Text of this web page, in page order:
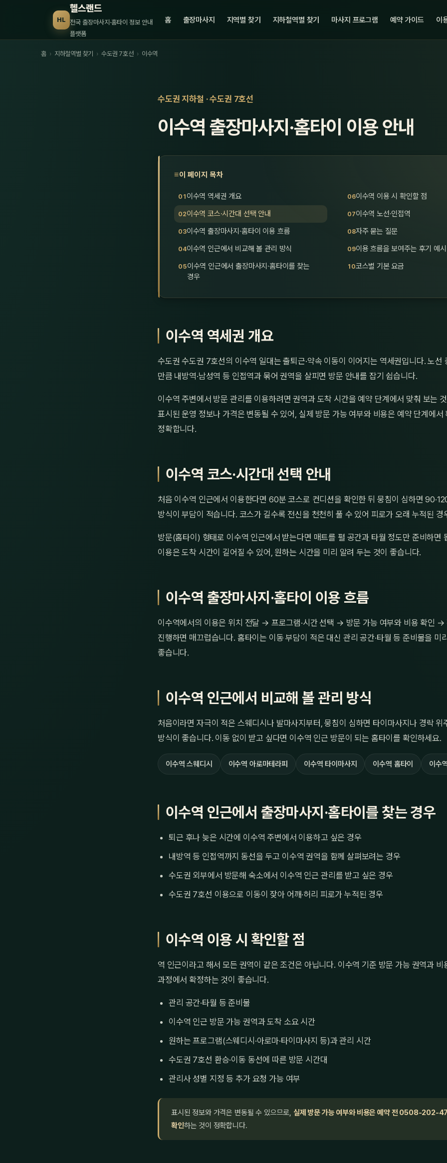
HL
헬스랜드
전국 출장마사지·홈타이 정보 안내
플랫폼
홈 출장마사지 지역별 찾기 지하철역별 찾기 마사지 프로그램 예약 가이드 이
홈 › 지하철역별 찾기 › 수도권 7호선 › 이수역
수도권 지하철 · 수도권 7호선
이수역 출장마사지·홈타이 이용 안내
이 페이지 목차
이수역 역세권 개요
이수역 코스·시간대 선택 안내
이수역 출장마사지·홈타이 이용 흐름
이수역 인근에서 비교해 볼 관리 방식
이수역 인근에서 출장마사지·홈타이를 찾는
경우
이수역 이용 시 확인할 점
이수역 노선·인접역
자주 묻는 질문
이용 흐름을 보여주는 후기 예시
코스별 기본 요금
이수역 역세권 개요
수도권 수도권 7호선의 이수역 일대는 출퇴근·약속 이동이 이어지는 역세권입니다. 노선
만큼 내방역·남성역 등 인접역과 묶어 권역을 살피면 방문 안내를 잡기 쉽습니다.
이수역 주변에서 방문 관리를 이용하려면 권역과 도착 시간을 예약 단계에서 맞춰 보는
표시된 운영 정보나 가격은 변동될 수 있어, 실제 방문 가능 여부와 비용은 예약 단계에서
정확합니다.
이수역 코스·시간대 선택 안내
처음 이수역 인근에서 이용한다면 60분 코스로 컨디션을 확인한 뒤 뭉침이 심하면
방식이 부담이 적습니다. 코스가 길수록 전신을 천천히 풀 수 있어 피로가 오래 누적된 경
방문(홈타이) 형태로 이수역 인근에서 받는다면 매트를 펼 공간과 타월 정도만 준비하면
이용은 도착 시간이 길어질 수 있어, 원하는 시간을 미리 알려 두는 것이 좋습니다.
이수역 출장마사지·홈타이 이용 흐름
이수역에서의 이용은 위치 전달 → 프로그램·시간 선택 → 방문 가능 여부와 비용 확인 →
진행하면 매끄럽습니다. 홈타이는 이동 부담이 적은 대신 관리 공간·타월 등 준비물을 미
좋습니다.
이수역 인근에서 비교해 볼 관리 방식
처음이라면 자극이 적은 스웨디시나 발마사지부터, 뭉침이 심하면 타이마사지나 경락 위
방식이 좋습니다. 이동 없이 받고 싶다면 이수역 인근 방문이 되는 홈타이를 확인하세요.
이수역 스웨디시 이수역 아로마테라피 이수역 타이마사지 이수역 홈타이 이수
이수역 인근에서 출장마사지·홈타이를 찾는 경우
퇴근 후나 늦은 시간에 이수역 주변에서 이용하고 싶은 경우
내방역 등 인접역까지 동선을 두고 이수역 권역을 함께 살펴보려는 경우
수도권 외부에서 방문해 숙소에서 이수역 인근 관리를 받고 싶은 경우
수도권 7호선 이용으로 이동이 잦아 어깨·허리 피로가 누적된 경우
이수역 이용 시 확인할 점
역 인근이라고 해서 모든 권역이 같은 조건은 아닙니다. 이수역 기준 방문 가능 권역과 비
과정에서 확정하는 것이 좋습니다.
관리 공간·타월 등 준비물
이수역 인근 방문 가능 권역과 도착 소요 시간
원하는 프로그램(스웨디시·아로마·타이마사지 등)과 관리 시간
수도권 7호선 환승·이동 동선에 따른 방문 시간대
관리사 성별 지정 등 추가 요청 가능 여부
표시된 정보와 가격은 변동될 수 있으므로, 실제 방문 가능 여부와 비용은 예약 전 0508-202-
확인하는 것이 정확합니다.